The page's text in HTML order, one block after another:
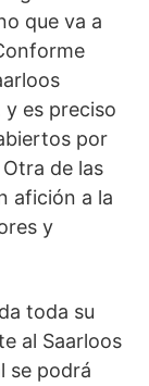
que va a
es preciso
por
de las
afición a la
y
toda su
al Saarloos
se podrá